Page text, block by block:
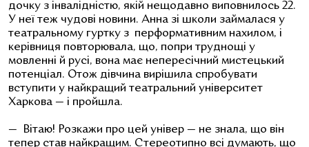
дочку з інвалідністю, якій нещодавно виповнилось 22.
У неї теж чудові новини. Анна зі школи займалася у
театральному гуртку з перформативним нахилом, і
керівниця повторювала, що, попри труднощі у
мовленні й русі, вона має непересічний мистецький
потенціал. Отож дівчина вирішила спробувати
вступити у найкращий театральний університет
Харкова — і пройшла.
— Вітаю! Розкажи про цей універ — не знала, що він
тепер став найкращим. Стереотипно всі думають, що